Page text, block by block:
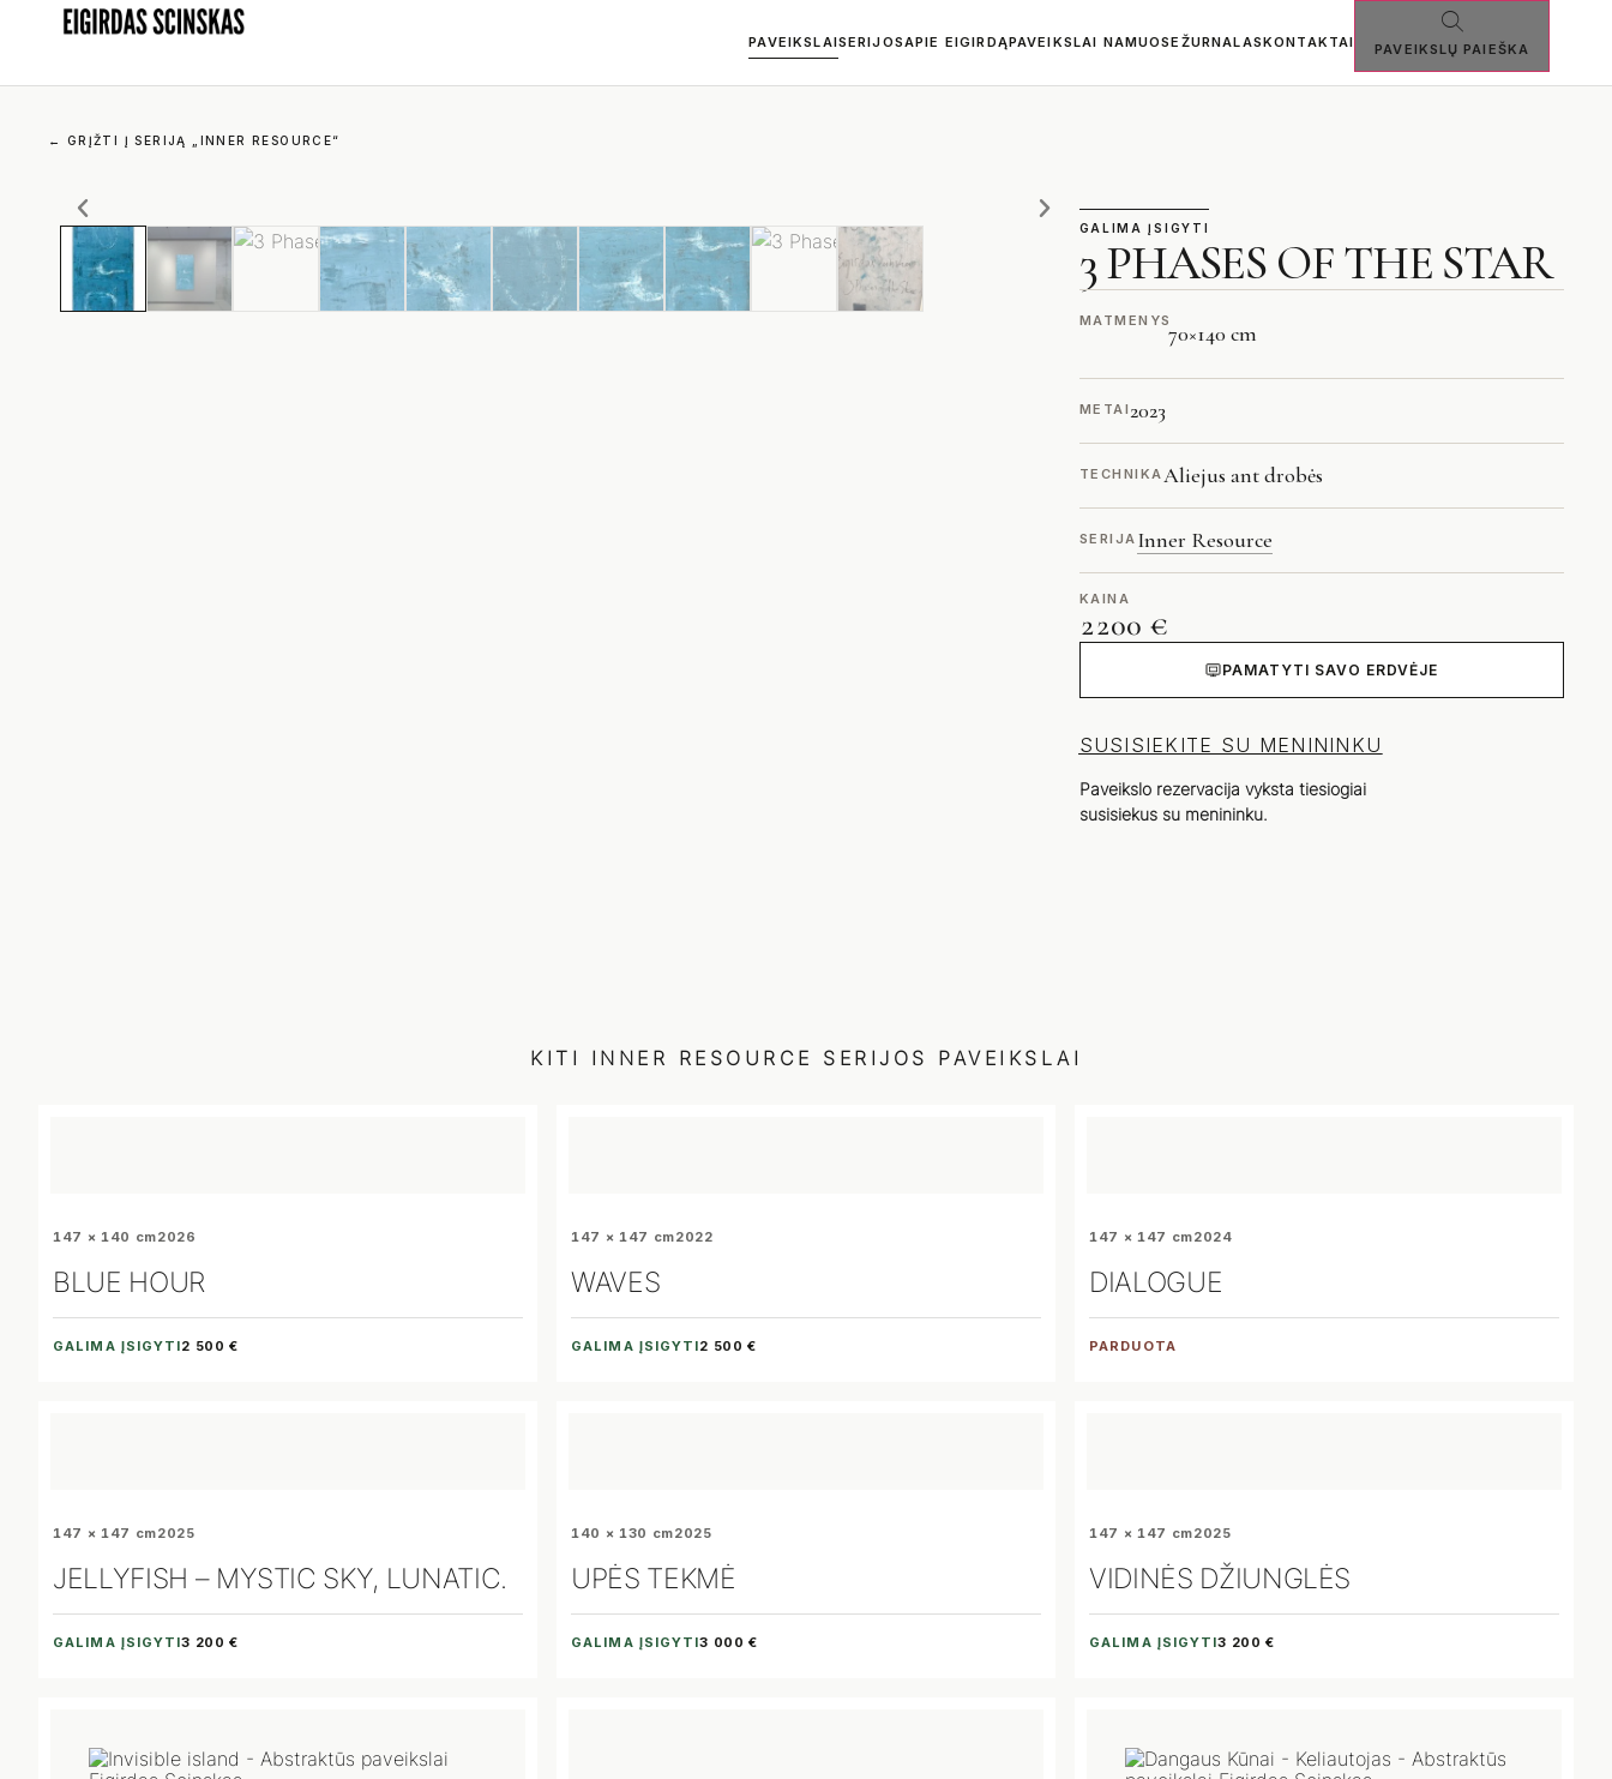
PAVEIKSLAISERIJOSAPIE EIGIRDĄPAVEIKSLAI NAMUOSE ŽURNALASKONTAKTAI PAVEIKSLŲ PAIEŠKA
← GRĮŽTI Į SERIJĄ „INNER RESOURCE“
GALIMA ĮSIGYTI
3 PHASES OF THE STAR
MATMENYS70×140 cm
METAI 2023
TECHNIKAAliejus ant drobės
SERIJA Inner Resource
KAINA
2200 €
PAMATYTI SAVO ERDVĖJE
SUSISIEKITE SU MENININKU
Paveikslo rezervacija vyksta tiesiogiai
susisiekus su menininku.
KITI INNER RESOURCE SERIJOS PAVEIKSLAI
147 × 140 cm2026
BLUE HOUR
GALIMA ĮSIGYTI2 500 €
147 × 147 cm2022
WAVES
GALIMA ĮSIGYTI2 500 €
147 × 147 cm2024
DIALOGUE
PARDUOTA
147 × 147 cm2025
JELLYFISH – MYSTIC SKY, LUNATIC.
GALIMA ĮSIGYTI3 200 €
140 × 130 cm2025
UPĖS TEKMĖ
GALIMA ĮSIGYTI3 000 €
147 × 147 cm2025
VIDINĖS DŽIUNGLĖS
GALIMA ĮSIGYTI3 200 €